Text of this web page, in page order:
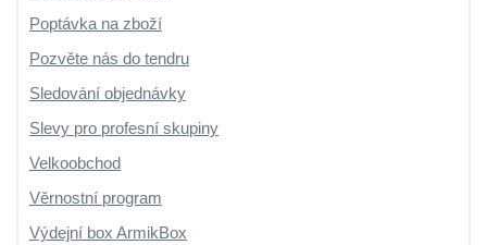
Poptávka na zboží
Pozvěte nás do tendru
Sledování objednávky
Slevy pro profesní skupiny
Velkoobchod
Věrnostní program
Výdejní box ArmikBox